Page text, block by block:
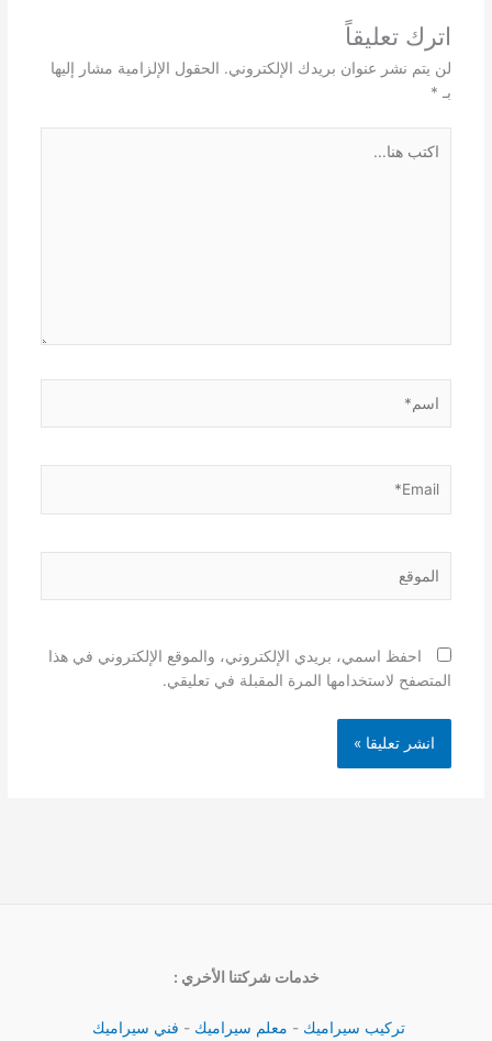
اترك تعليقاً
لن يتم نشر عنوان بريدك الإلكتروني. الحقول الإلزامية مشار إليها
بـ *
هنا...
احفظ اسمي، بريدي الإلكتروني، والموقع الإلكتروني في هذا
المتصفح لاستخدامها المرة المقبلة في تعليقي.
خدمات شركتنا الأخري :
تركيب سيراميك - معلم سيراميك - فني سيراميك